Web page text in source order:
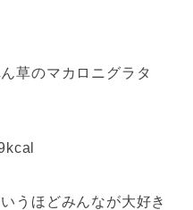
草のマカロニグラタ
うほどみんなが大好き